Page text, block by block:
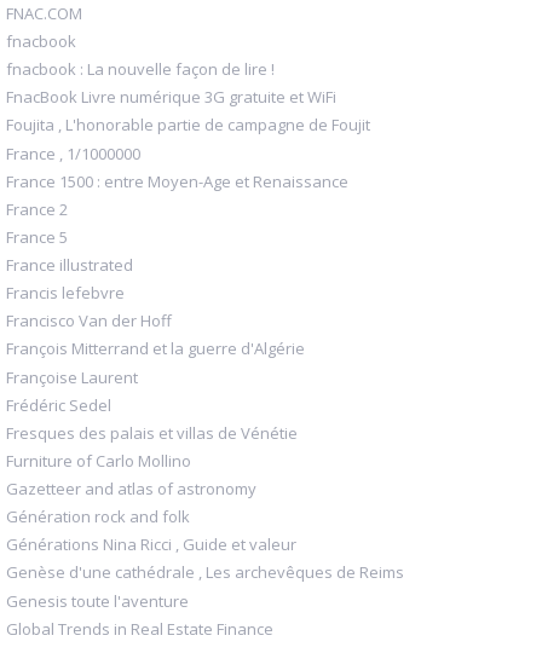
FNAC.COM
fnacbook
fnacbook : La nouvelle façon de lire !
FnacBook Livre numérique 3G gratuite et WiFi
Foujita , L'honorable partie de campagne de Foujit
France , 1/1000000
France 1500 : entre Moyen-Age et Renaissance
France 2
France 5
France illustrated
Francis lefebvre
Francisco Van der Hoff
François Mitterrand et la guerre d'Algérie
Françoise Laurent
Frédéric Sedel
Fresques des palais et villas de Vénétie
Furniture of Carlo Mollino
Gazetteer and atlas of astronomy
Génération rock and folk
Générations Nina Ricci , Guide et valeur
Genèse d'une cathédrale , Les archevêques de Reims
Genesis toute l'aventure
Global Trends in Real Estate Finance